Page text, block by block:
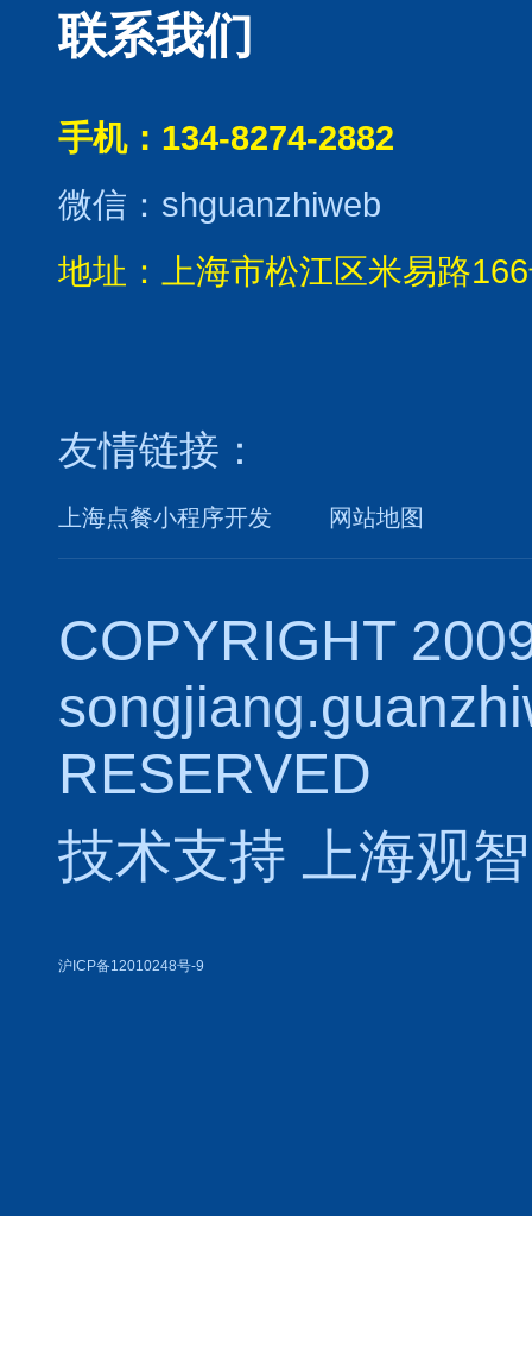
联系我们
手机：134-8274-2882
微信：shguanzhiweb
地址：上海市松江区米易路
友情链接：
上海点餐小程序开发 网站地图
COPYRIGHT
RESERVED
技术支持
上海观
沪ICP备12010248号-9